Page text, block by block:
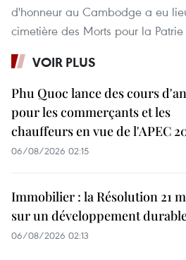
d'honneur au Cambodge a eu
cimetière des Morts pour la
VOIR PLUS
Phu Quoc lance des cours
pour les commerçants et les
chauffeurs en vue de l'APEC
06/08/2026 02:15
Immobilier : la Résolution 21
sur un développement
06/08/2026 02:13